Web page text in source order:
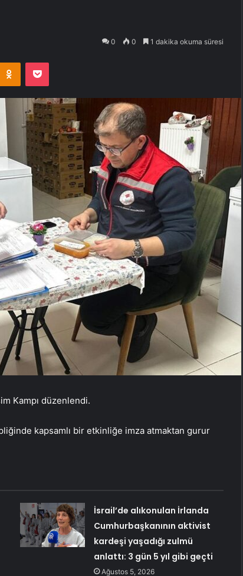
0 0 1 dakika okuma süresi
Odnoklassniki
Pocket
Kampı düzenlendi.
kapsamlı bir etkinliğe imza atmaktan gurur
İsrail’de alıkonulan İrlanda
Cumhurbaşkanının aktivist
kardeşi yaşadığı zulmü
anlattı: 3 gün 5 yıl gibi geçti
Ağustos 5, 2026